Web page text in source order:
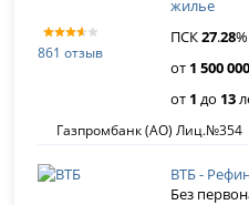
861 отзыв
жилье
ПСК27.28
от 1 500 000
от 1 до 13
Газпромбанк (АО) Лиц.№354
ВТБ -
Без